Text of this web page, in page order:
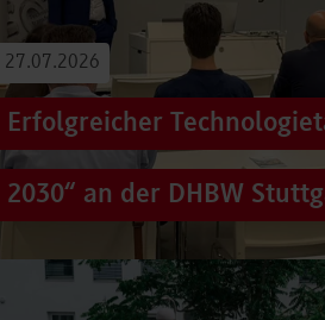
27.07.2026
Erfolgreicher
2030“ an der DHBW
Wie gelingt Transformation in einer
und gesellschaftliche
Genau…